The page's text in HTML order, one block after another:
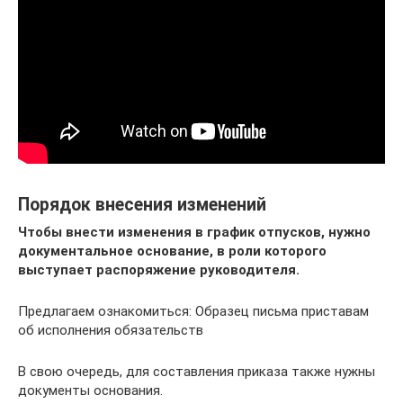
Порядок внесения изменений
Чтобы внести изменения в график отпусков, нужно
документальное основание, в роли которого
выступает распоряжение руководителя.
Предлагаем ознакомиться: Образец письма приставам
об исполнения обязательств
В свою очередь, для составления приказа также нужны
документы основания.